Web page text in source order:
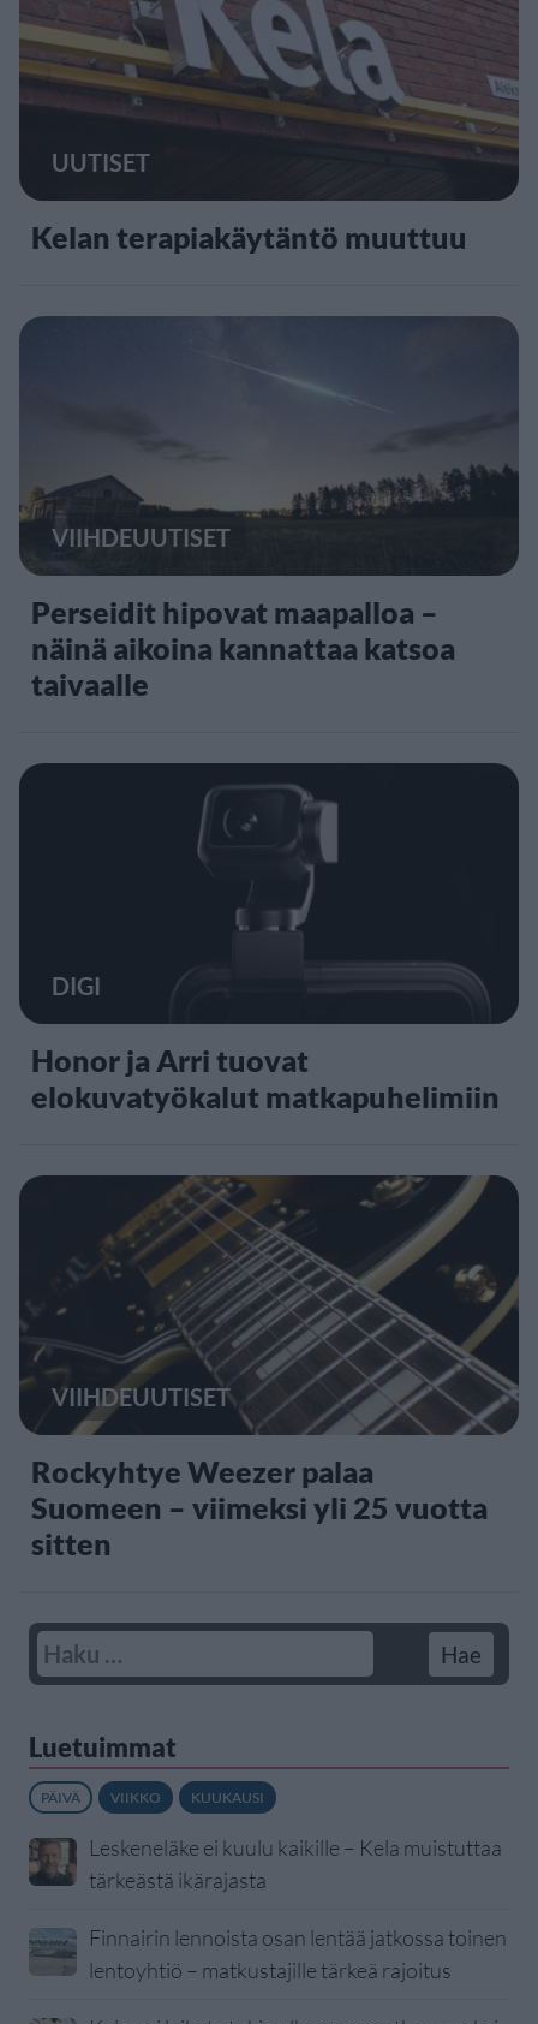
UUTISET
Kelan terapiakäytäntö muuttuu
VIIHDEUUTISET
Perseidit hipovat maapalloa –
näinä aikoina kannattaa katsoa
taivaalle
DIGI
Honor ja Arri tuovat
elokuvatyökalut matkapuhelimiin
VIIHDEUUTISET
Rockyhtye Weezer palaa
Suomeen – viimeksi yli 25 vuotta
sitten
Luetuimmat
PÄIVÄ VIIKKO KUUKAUSI
Leskeneläke ei kuulu kaikille – Kela muistuttaa
tärkeästä ikärajasta
Finnairin lennoista osan lentää jatkossa toinen
lentoyhtiö – matkustajille tärkeä rajoitus